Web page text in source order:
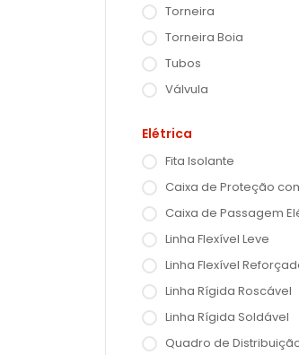
Torneira
Torneira Boia
Tubos
Válvula
Elétrica
Fita Isolante
Caixa de Proteção
Caixa de Passagem
Linha Flexível Leve
Linha Flexível
Linha Rígida Roscável
Linha Rígida Soldável
Quadro de